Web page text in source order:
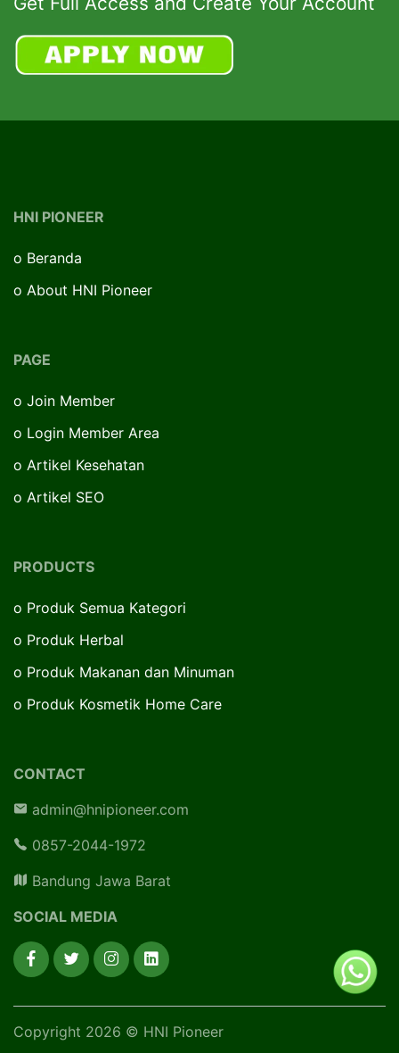
HNI PIONEER
o Beranda
o About HNI Pioneer
PAGE
o Join Member
o Login Member Area
o Artikel Kesehatan
o Artikel SEO
PRODUCTS
o Produk Semua Kategori
o Produk Herbal
o Produk Makanan dan Minuman
o Produk Kosmetik Home Care
CONTACT
admin@hnipioneer.com
0857-2044-1972
Bandung Jawa Barat
SOCIAL MEDIA
Copyright 2026 © HNI Pioneer